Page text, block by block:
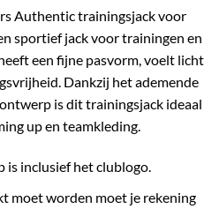
Authentic trainingsjack voor
sportief jack voor trainingen en
een fijne pasvorm, voelt licht
Dankzij het ademende
is dit trainingsjack ideaal
up en teamkleding.
is inclusief het clublogo.
moet worden moet je rekening